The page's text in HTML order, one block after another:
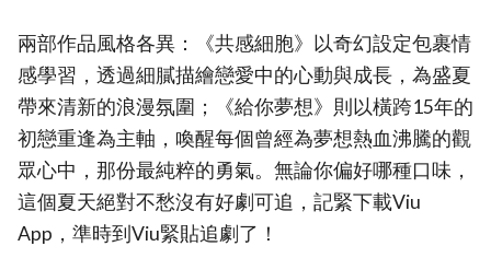
兩部作品風格各異：《共感細胞》以奇幻設定包裹情
感學習，透過細膩描繪戀愛中的心動與成長，為盛夏
帶來清新的浪漫氛圍；《給你夢想》則以橫跨15年的
初戀重逢為主軸，喚醒每個曾經為夢想熱血沸騰的觀
眾心中，那份最純粹的勇氣。無論你偏好哪種口味，
這個夏天絕對不愁沒有好劇可追，記緊下載Viu
App，準時到Viu緊貼追劇了！